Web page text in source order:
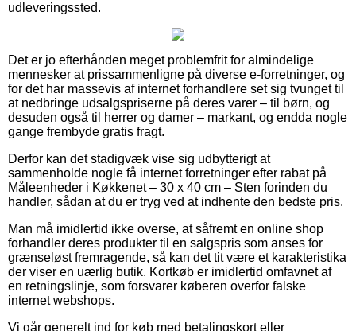
udleveringssted.
Det er jo efterhånden meget problemfrit for almindelige
mennesker at prissammenligne på diverse e-forretninger, og
for det har massevis af internet forhandlere set sig tvunget til
at nedbringe udsalgspriserne på deres varer – til børn, og
desuden også til herrer og damer – markant, og endda nogle
gange frembyde gratis fragt.
Derfor kan det stadigvæk vise sig udbytterigt at
sammenholde nogle få internet forretninger efter rabat på
Måleenheder i Køkkenet – 30 x 40 cm – Sten forinden du
handler, sådan at du er tryg ved at indhente den bedste pris.
Man må imidlertid ikke overse, at såfremt en online shop
forhandler deres produkter til en salgspris som anses for
grænseløst fremragende, så kan det tit være et karakteristika
der viser en uærlig butik. Kortkøb er imidlertid omfavnet af
en retningslinje, som forsvarer køberen overfor falske
internet webshops.
Vi går generelt ind for køb med betalingskort eller